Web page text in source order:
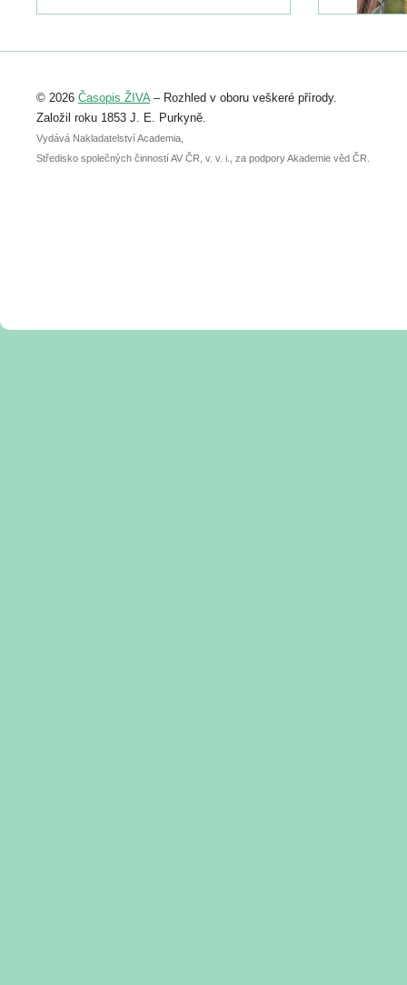
Registrovat se můžete do 6. září.
abstraktu přihlášené přednášky nebo
posteru je už 30. června.
© 2026 Časopis ŽIVA– Rozhled v oboru veškeré přírody.
Založil roku 1853 J. E. Purkyně.
Vydává Nakladatelství Academia,
Středisko společných činností AV ČR, v. v. i., za podpory Akademie věd ČR.